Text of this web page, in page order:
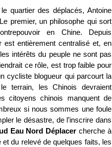
quartier des déplacés, Antoine
premier, un philosophe qui sort
en Chine. Depuis
est entièrement centralisé et, en
intérêts du peuple ne sont pas
ce rôle, est trop faible pour
cycliste blogueur qui parcourt la
terrain, les Chinois devraient
citoyens chinois manquent de
si nous sommes une foule
le désastre, de l’inscrire dans
Eau Nord Déplacer cherche à
et du relevé de quelques faits, les